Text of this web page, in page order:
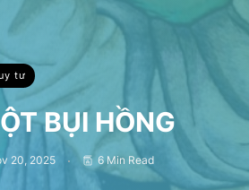
tư
BỤI HỒNG
20, 2025 6 Min Read